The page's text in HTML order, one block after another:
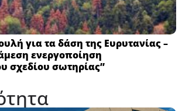
για τα δάση της Ευρυτανίας –
ενεργοποίηση
σχεδίου σωτηρίας”